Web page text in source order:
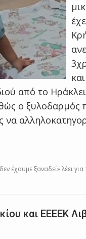
από το
ο ξυλοδαρμός
να
έχουμε ξαναδεί» λέει
και ΕΕΕΕΚ